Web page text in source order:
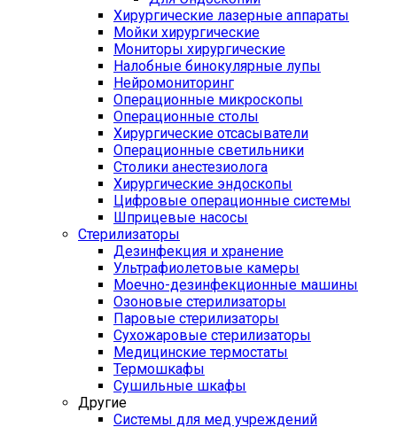
Хирургические лазерные аппараты
Мойки хирургические
Мониторы хирургические
Налобные бинокулярные лупы
Нейромониторинг
Операционные микроскопы
Операционные столы
Хирургические отсасыватели
Операционные светильники
Столики анестезиолога
Хирургические эндоскопы
Цифровые операционные системы
Шприцевые насосы
Стерилизаторы
Дезинфекция и хранение
Ультрафиолетовые камеры
Моечно-дезинфекционные машины
Озоновые стерилизаторы
Паровые стерилизаторы
Сухожаровые стерилизаторы
Медицинские термостаты
Термошкафы
Сушильные шкафы
Другие
Системы для мед учреждений